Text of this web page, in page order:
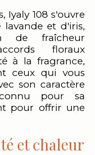
Iyaly 108 s'ouvre
et d'iris,
de fraîcheur
floraux
à la fragrance,
ceux qui vous
son caractère
pour sa
pour offrir une
et chaleur